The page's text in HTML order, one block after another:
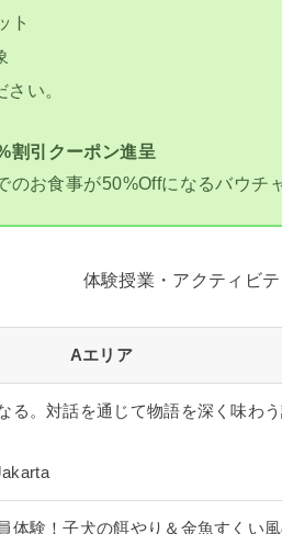
ト
い。
割引クーポン進呈
お食事が50%Offになるバウチ
体験授業・アクティビ
Aエリア
る。対話を通じて物語を深く味わ
体験！子犬の餌やり＆金魚すくい